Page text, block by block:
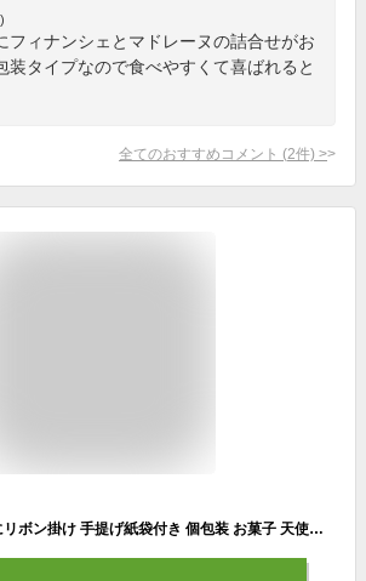
フィナンシェとマドレーヌの詰合せがお
装タイプなので食べやすくて喜ばれると
全てのおすすめコメント (2件) >
マカロン 12個入 箱にリボン掛け 手提げ紙袋付き 個包装 お菓子 天使がくれたマカロン ギフト プチギフトkm12